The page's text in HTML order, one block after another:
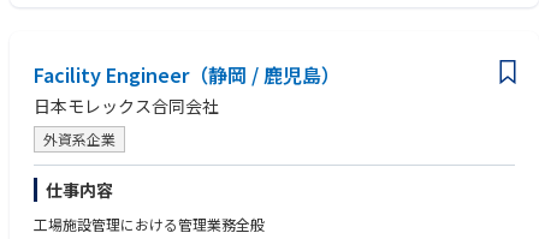
Facility Engineer（静岡 / 鹿児島）
日本モレックス合同会社
外資系企業
仕事内容
工場施設管理における管理業務全般